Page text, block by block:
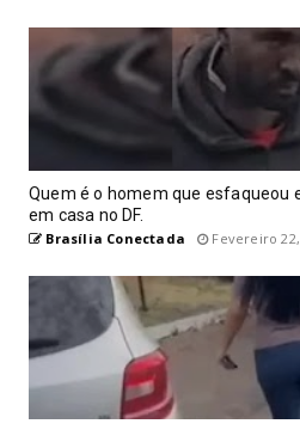
Quem é o homem que esfaqueou
em casa no DF.
Brasília Conectada Fevereiro 22,